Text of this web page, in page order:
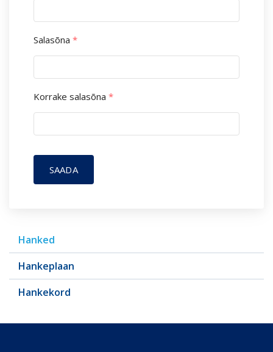
Hanked
Hankeplaan
Hankekord
Salasõna *
Korrake salasõna *
SAADA